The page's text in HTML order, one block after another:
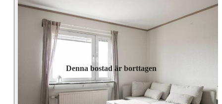
Denna bostad är borttagen